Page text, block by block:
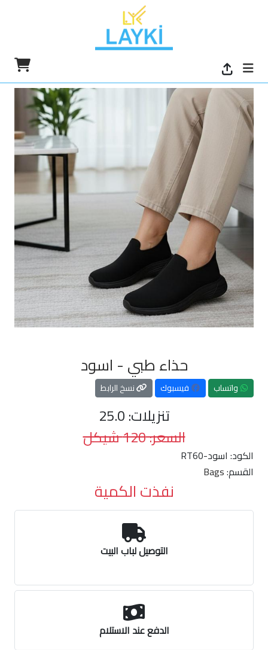
حذاء طبي - اسود
واتساب فيسبوك نسخ الرابط
تنزيلات: 25.0
السعر: 120 شيكل
الكود: RT60-اسود
القسم:Bags
نفذت الكمية
التوصيل لباب البيت
الدفع عند الاستلام